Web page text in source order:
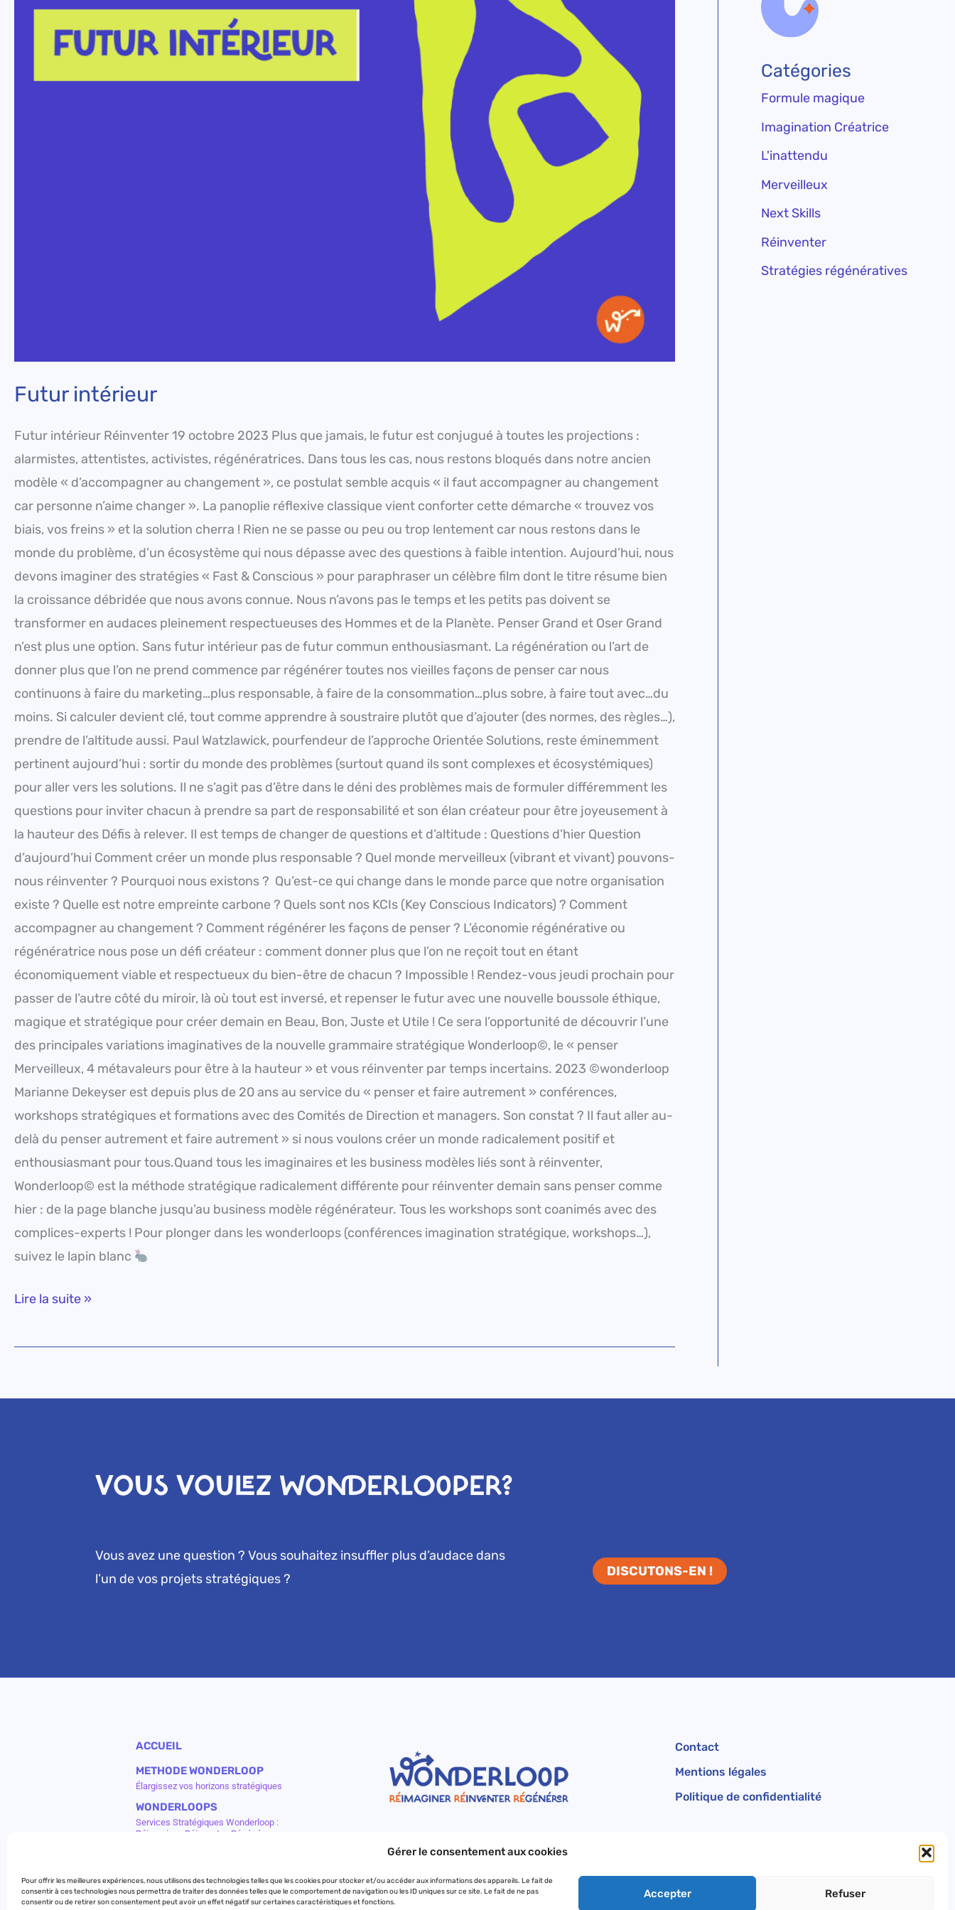
Gérer le consentement aux cookies
Pour offrir les meilleures expériences, nous utilisons des technologies telles que les cookies pour stocker et/ou accéder aux informations des appareils. Le fait de
consentir à ces technologies nous permettra de traiter des données telles que le comportement de navigation ou les ID uniques sur ce site. Le fait de ne pas
consentir ou de retirer son consentement peut avoir un effet négatif sur certaines caractéristiques et fonctions.
Accepter Refuser
Futur intérieur
Futur intérieur Réinventer 19 octobre 2023 Plus que jamais, le futur est conjugué à toutes les projections :
alarmistes, attentistes, activistes, régénératrices. Dans tous les cas, nous restons bloqués dans notre ancien
modèle « d’accompagner au changement », ce postulat semble acquis « il faut accompagner au changement
car personne n’aime changer ». La panoplie réflexive classique vient conforter cette démarche « trouvez vos
biais, vos freins » et la solution cherra ! Rien ne se passe ou peu ou trop lentement car nous restons dans le
monde du problème, d’un écosystème qui nous dépasse avec des questions à faible intention. Aujourd’hui, nous
devons imaginer des stratégies « Fast & Conscious » pour paraphraser un célèbre film dont le titre résume bien
la croissance débridée que nous avons connue. Nous n’avons pas le temps et les petits pas doivent se
transformer en audaces pleinement respectueuses des Hommes et de la Planète. Penser Grand et Oser Grand
n’est plus une option. Sans futur intérieur pas de futur commun enthousiasmant. La régénération ou l’art de
donner plus que l’on ne prend commence par régénérer toutes nos vieilles façons de penser car nous
continuons à faire du marketing…plus responsable, à faire de la consommation…plus sobre, à faire tout avec…du
moins. Si calculer devient clé, tout comme apprendre à soustraire plutôt que d’ajouter (des normes, des règles…),
prendre de l’altitude aussi. Paul Watzlawick, pourfendeur de l’approche Orientée Solutions, reste éminemment
pertinent aujourd’hui : sortir du monde des problèmes (surtout quand ils sont complexes et écosystémiques)
pour aller vers les solutions. Il ne s’agit pas d’être dans le déni des problèmes mais de formuler différemment les
questions pour inviter chacun à prendre sa part de responsabilité et son élan créateur pour être joyeusement à
la hauteur des Défis à relever. Il est temps de changer de questions et d’altitude : Questions d’hier Question
d’aujourd’hui Comment créer un monde plus responsable ? Quel monde merveilleux (vibrant et vivant) pouvons-
nous réinventer ? Pourquoi nous existons ? Qu’est-ce qui change dans le monde parce que notre organisation
existe ? Quelle est notre empreinte carbone ? Quels sont nos KCIs (Key Conscious Indicators) ? Comment
accompagner au changement ? Comment régénérer les façons de penser ? L’économie régénérative ou
régénératrice nous pose un défi créateur : comment donner plus que l’on ne reçoit tout en étant
économiquement viable et respectueux du bien-être de chacun ? Impossible ! Rendez-vous jeudi prochain pour
passer de l’autre côté du miroir, là où tout est inversé, et repenser le futur avec une nouvelle boussole éthique,
magique et stratégique pour créer demain en Beau, Bon, Juste et Utile ! Ce sera l’opportunité de découvrir l’une
des principales variations imaginatives de la nouvelle grammaire stratégique Wonderloop©, le « penser
Merveilleux, 4 métavaleurs pour être à la hauteur » et vous réinventer par temps incertains. 2023 ©wonderloop
Marianne Dekeyser est depuis plus de 20 ans au service du « penser et faire autrement » conférences,
workshops stratégiques et formations avec des Comités de Direction et managers. Son constat ? Il faut aller au-
delà du penser autrement et faire autrement » si nous voulons créer un monde radicalement positif et
enthousiasmant pour tous.Quand tous les imaginaires et les business modèles liés sont à réinventer,
Wonderloop© est la méthode stratégique radicalement différente pour réinventer demain sans penser comme
hier : de la page blanche jusqu’au business modèle régénérateur. Tous les workshops sont coanimés avec des
complices-experts ! Pour plonger dans les wonderloops (conférences imagination stratégique, workshops…),
suivez le lapin blanc
Lire la suite »
Catégories
Formule magique
Imagination Créatrice
L'inattendu
Merveilleux
Next Skills
Réinventer
Stratégies régénératives
VOUS VOULEZ WONDERLOOPER?
Vous avez une question ? Vous souhaitez insuffler plus d’audace dans
l’un de vos projets stratégiques ?
DISCUTONS-EN !
ACCUEIL
METHODE WONDERLOOP
Élargissez vos horizons stratégiques
WONDERLOOPS
Services Stratégiques Wonderloop :
Réimaginer, Réinventer, Régénérer
CURIOSITÉS & CO ©Wonderloop 2023 – Tous droits réservés –
Contact
Mentions légales
Politique de confidentialité
i
w